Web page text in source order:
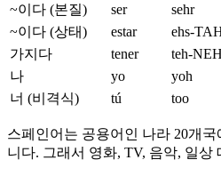
~이다 (본질)
ser sehr
~이다 (상태)
estar ehs-
가지다
tener teh-
나
yo yoh
너 (비격식)
tú too
스페인어는 공용어인 나라 20개
니다. 그래서 영화, TV, 음악, 일